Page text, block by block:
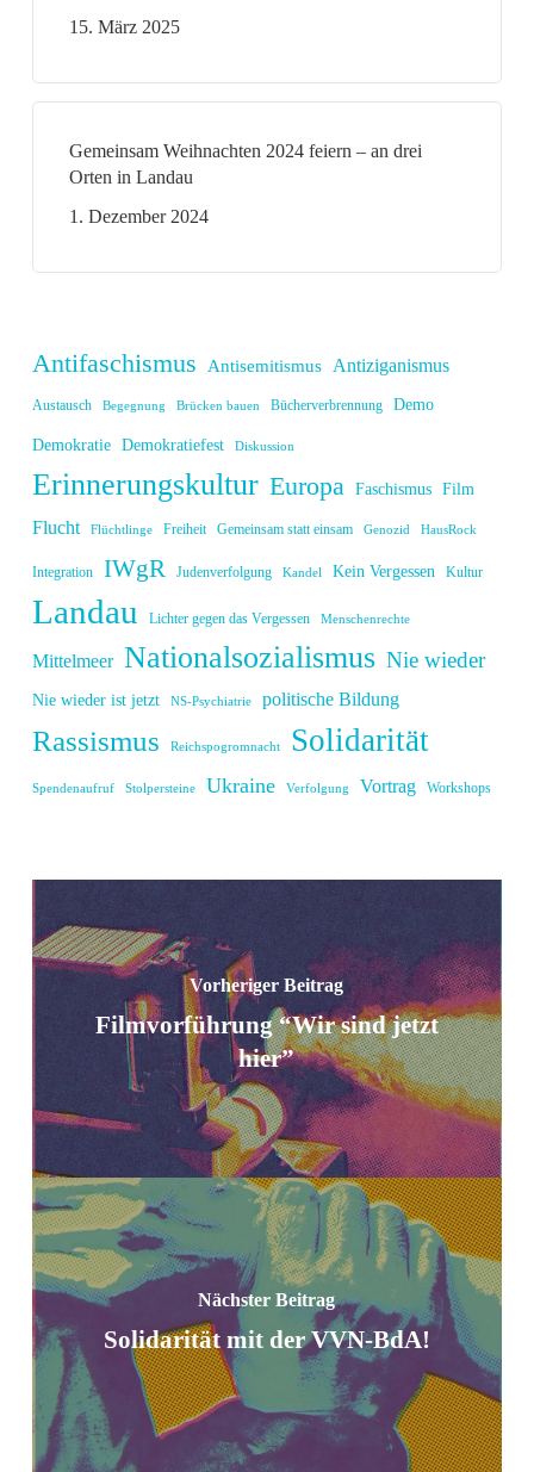
15. März 2025
Gemeinsam Weihnachten 2024 feiern – an drei
Orten in Landau
1. Dezember 2024
Antifaschismus Antisemitismus Antiziganismus
Austausch Begegnung Brücken bauen Bücherverbrennung Demo
Demokratie Demokratiefest Diskussion
Erinnerungskultur Europa Faschismus Film
Flucht Flüchtlinge Freiheit Gemeinsam statt einsam Genozid HausRock
Integration IWgR Judenverfolgung Kandel Kein Vergessen Kultur
Landau Lichter gegen das Vergessen Menschenrechte
Mittelmeer Nationalsozialismus Nie wieder
Nie wieder ist jetzt NS-Psychiatrie politische Bildung
Rassismus Reichspogromnacht Solidarität
Spendenaufruf Stolpersteine Ukraine Verfolgung Vortrag Workshops
Vorheriger Beitrag
Filmvorführung “Wir sind jetzt
hier”
Nächster Beitrag
Solidarität mit der VVN-BdA!